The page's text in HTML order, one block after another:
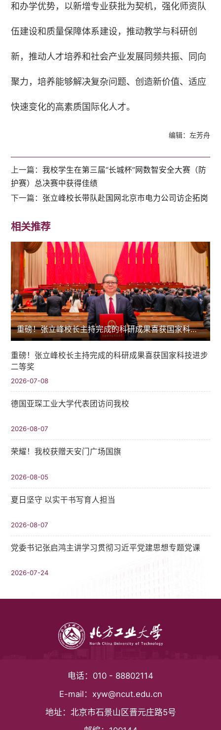
和办学优势，以新增专业获批为契机，强化师资队
伍建设和质量保障体系建设，推动教学与科研创
新，推动人才培养和社会产业发展同频共振、同向
聚力，培养能够解决复杂问题、创造新价值、适应
快速变化的高素质国际化人才。
编辑：左芳舟
上一篇：我校学生在第三届“长城杯”网数智安全大赛（防
护赛）总决赛中获得佳绩
下一篇： 张立峰校长带队赴国网北京市电力公司访企拓岗
相关推荐
重磅！张立峰校长主持完成的科研成果喜获国家科技进步二等奖
重磅！张立峰校长主持完成的科研成果喜获国家科技进步
二等奖
2026-07-08
德国亚琛工业大学代表团访问我校
2026-08-07
荣耀！我校获赠天安门广场国旗
2026-08-05
夏日坚守 以实干书写育人担当
2026-08-07
党委书记张启鸿主讲学习贯彻习近平党建思想专题党课
2026-07-24
电话： 010 - 88802114
E-mail： xyw@ncut.edu.cn
地址： 北京市石景山区晋元庄路5号